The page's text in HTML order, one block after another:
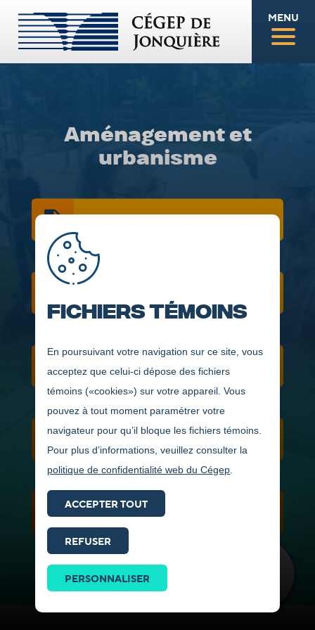
Fichiers témoins
En poursuivant votre navigation sur ce site, vous
acceptez que celui-ci dépose des fichiers
témoins («cookies») sur votre appareil. Vous
pouvez à tout moment paramétrer votre
navigateur pour qu’il bloque les fichiers témoins.
Pour plus d’informations, veuillez consulter la
politique de confidentialité web du Cégep
ACCEPTER TOUT
REFUSER
PERSONNALISER
MENU
Aménagement et
urbanisme
CONDITIONS D'ADMISSION
NOUVELLES
VIDÉOS ET PHOTOS